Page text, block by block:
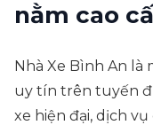
nằm cao
Nhà Xe Bình An
uy tín trên tuyến
xe hiện đại, dịch